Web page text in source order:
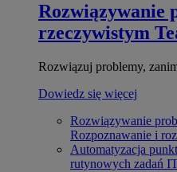
Rozwiązywanie
rzeczywistym
Rozwiązuj problemy,
Dowiedz się więcej
Rozwiązywanie
Rozpoznawanie i
Automatyzacja
rutynowych zadań